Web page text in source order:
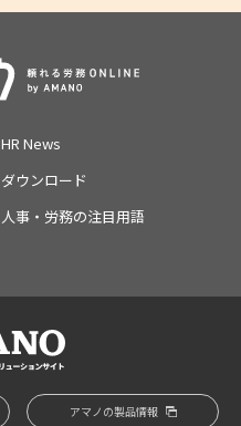
HR News
ダウンロード
人事・労務の注目用語
アマノの製品情報